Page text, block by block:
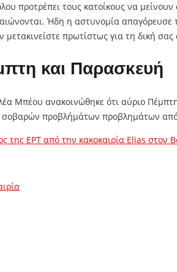
προτρέπει τους κατοίκους να μείνουν
Ήδη η αστυνομία απαγόρευσε
πρωτίστως για τη δική
και Παρασκευή
Μπέου ανακοινώθηκε ότι αύριο
προβλήμάτων προβλημάτων από
της ΕΡΤ από την κακοκαιρία Elias στον